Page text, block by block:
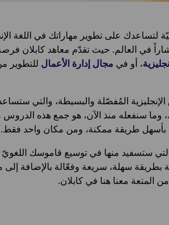
لتساعدك على تطوير مهاراتك في اللغة
في العالم. حيث تقدّم معاهد كابلان
، أو في مجال إدارة الأعمال للتطوير
المُفصّلة والبسيطة، والتي
وما سنفعله منذ الآن، هو جمع هذه الدروس
بأسهل طريقة ممكنة، ومن مكان واحد فقط.
ستسفيد منها في توسيع قاموسك اللغويّ
بطريقة سهلة، سريعة وفعّالة بالإضافة
المتعة معنا هنا في كابلان.